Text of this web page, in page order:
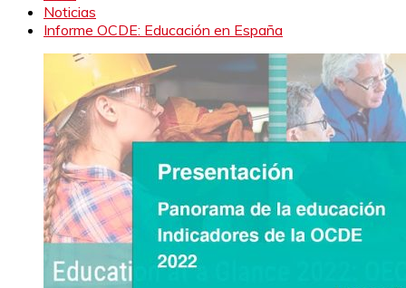
Noticias
Informe OCDE: Educación en España